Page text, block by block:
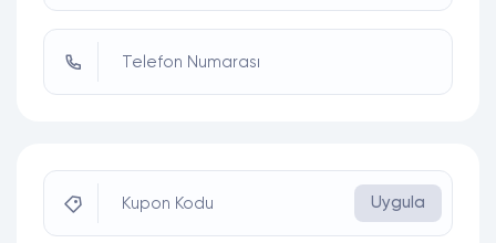
Telefon Numarası
Kupon Kodu Uygula